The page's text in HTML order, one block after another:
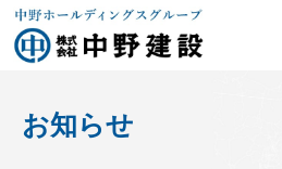
お知らせ